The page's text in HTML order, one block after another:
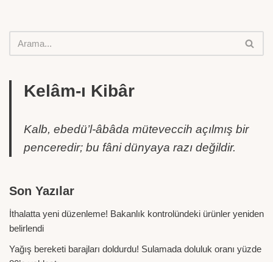
Kelâm-ı Kibâr
Kalb, ebedü’l-âbâda müteveccih açılmış bir
penceredir; bu fâni dünyaya razı değildir.
Son Yazılar
İthalatta yeni düzenleme! Bakanlık kontrolündeki ürünler yeniden
belirlendi
Yağış bereketi barajları doldurdu! Sulamada doluluk oranı yüzde